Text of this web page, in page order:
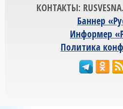
КОНТАКТЫ:
Баннер
Информер
Политика